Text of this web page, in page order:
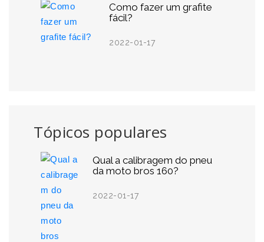
Como fazer um grafite
fácil?
2022-01-17
Tópicos populares
Qual a calibragem do pneu
da moto bros 160?
2022-01-17